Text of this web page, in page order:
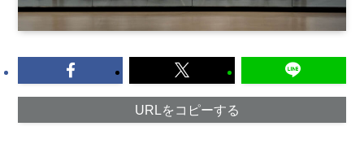
URLをコピーする